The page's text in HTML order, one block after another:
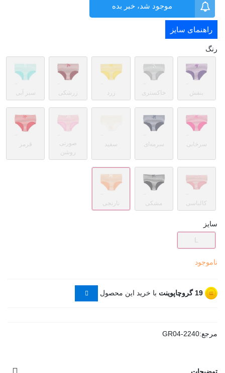
موجود شد، خبر بده
راهنمای سایز
رنگ
بنفش خاکستری زرد زرشکی سبز آبی
سرخابی سرمه‌ای سفید
صورتی
روشن
قرمز
کالباسی مشکی نارنجی
سایز
L
ناموجود
19 گروچاپوینت با خرید این محصول
مرجع:GR04-2240